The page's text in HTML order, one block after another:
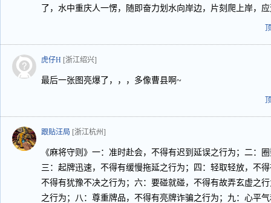
了，水中重庆人一愣，随即奋力划水向岸边，片刻爬上岸，
虎仔H [浙江绍兴]
最后一张图亮爆了，，，多像曹县啊~
跟贴汪局 [浙江杭州]
《麻将守则》一：准时赴会，不得有迟到延误之行为；二：
三：起牌迅速，不得有缓慢拖延之行为；四：轻取轻放，不
不得有犹豫不决之行为；六：要碰就碰，不得有故弄玄虚之
之行为；八：尊重牌品，不得有亮牌诈骗之行为；九：心平